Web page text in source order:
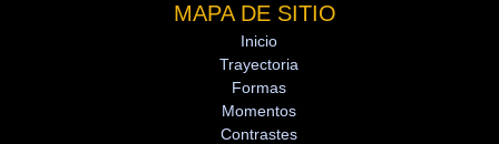
MAPA DE SITIO
Inicio
Trayectoria
Formas
Momentos
Contrastes